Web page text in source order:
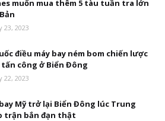
muốn mua thêm 5 tàu tuần tra lớn
23, 2023
điều máy bay ném bom chiến lược
công ở Biển Đông
22, 2023
Mỹ trở lại Biển Đông lúc Trung
trận bắn đạn thật